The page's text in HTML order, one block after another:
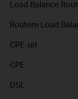
Load Balance
Routere Load
CPE-uri
CPE
DSL